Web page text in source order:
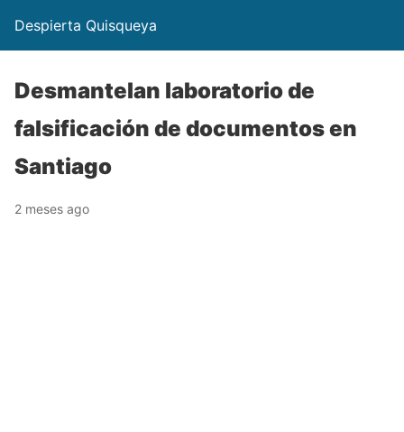
Despierta Quisqueya
Desmantelan laboratorio de
falsificación de documentos en
Santiago
2 meses ago